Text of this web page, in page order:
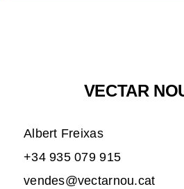
VECTAR
Albert Freixas
+34 935 079 915
vendes@vectarnou.cat